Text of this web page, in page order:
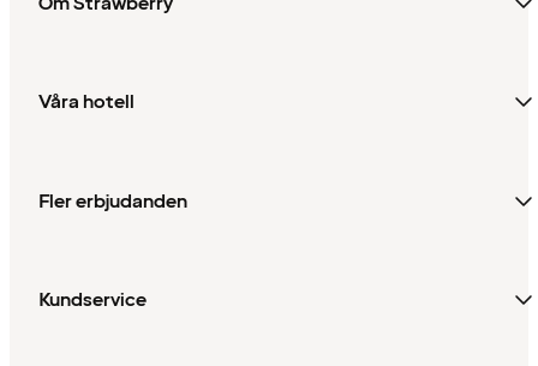
Våra hotell
Fler erbjudanden
Kundservice